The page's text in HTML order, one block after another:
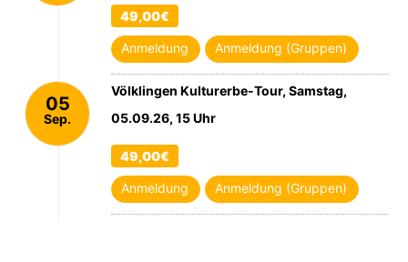
49,00€
Anmeldung Anmeldung (Gruppen)
05
Sep.
2026
Völklingen Kulturerbe-Tour, Samstag,
05.09.26, 15 Uhr
49,00€
Anmeldung Anmeldung (Gruppen)